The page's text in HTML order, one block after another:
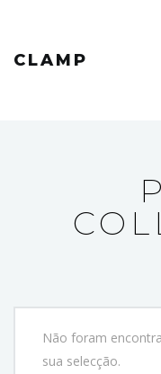
CLAMP
Não foram
sua selecção.